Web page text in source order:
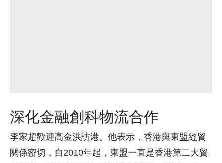
深化金融創科物流合作
李家超歡迎高金洪訪港。他表示，香港與東盟經貿
關係密切，自2010年起，東盟一直是香港第二大貿